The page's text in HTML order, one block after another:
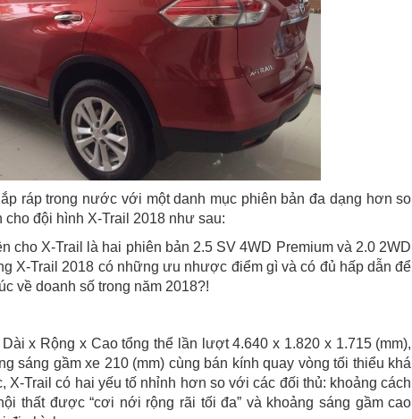
ráp trong nước với một danh mục phiên bản đa dạng hơn so
đội hình X-Trail 2018 như sau:
cho X-Trail là hai phiên bản 2.5 SV 4WD Premium và 2.0 2WD
X-Trail 2018 có những ưu nhược điểm gì và có đủ hấp dẫn để
về doanh số trong năm 2018?!
x Rộng x Cao tổng thể lần lượt 4.640 x 1.820 x 1.715 (mm),
sáng gầm xe 210 (mm) cùng bán kính quay vòng tối thiểu khá
X-Trail có hai yếu tố nhỉnh hơn so với các đối thủ: khoảng cách
thất được “cơi nới rộng rãi tối đa” và khoảng sáng gầm cao